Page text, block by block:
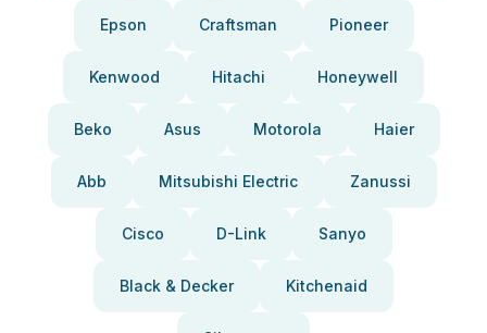
Epson Craftsman Pioneer
Kenwood Hitachi Honeywell
Beko Asus Motorola Haier
Abb Mitsubishi Electric Zanussi
Cisco D-Link Sanyo
Black & Decker Kitchenaid